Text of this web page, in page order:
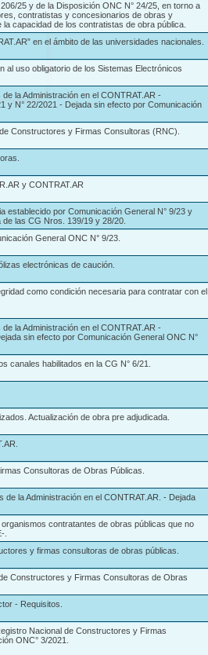
25 y de la Disposición ONC N° 24/25, en torno a
contratistas y concesionarios de obras y
capacidad de los contratistas de obra pública.
en el ámbito de las universidades nacionales.
al uso obligatorio de los Sistemas Electrónicos
la Administración en el CONTRAT.AR -
y N° 22/2021 - Dejada sin efecto por Comunicación
Constructores y Firmas Consultoras (RNC).
y CONTRAT.AR
establecido por Comunicación General N° 9/23 y
las CG Nros. 139/19 y 28/20.
General ONC N° 9/23.
electrónicas de caución.
como condición necesaria para contratar con el
la Administración en el CONTRAT.AR -
sin efecto por Comunicación General ONC N°
canales habilitados en la CG N° 6/21.
Actualización de obra pre adjudicada.
Consultoras de Obras Públicas.
la Administración en el CONTRAT.AR. - Dejada
contratantes de obras públicas que no
.
y firmas consultoras de obras públicas.
Constructores y Firmas Consultoras de Obras
- Requisitos.
Nacional de Constructores y Firmas
ONC° 3/2021.